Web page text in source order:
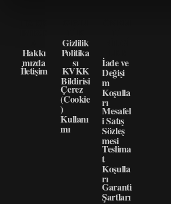
Hakkı
mızda
İletişim
Gizlilik
Politika
sı
KVKK
Bildirisi
Çerez
(Cookie
)
Kullanı
mı
İade ve
Değişi
m
Koşulla
rı
Mesafel
i Satış
Sözleş
mesi
Teslima
t
Koşulla
rı
Garanti
Şartları